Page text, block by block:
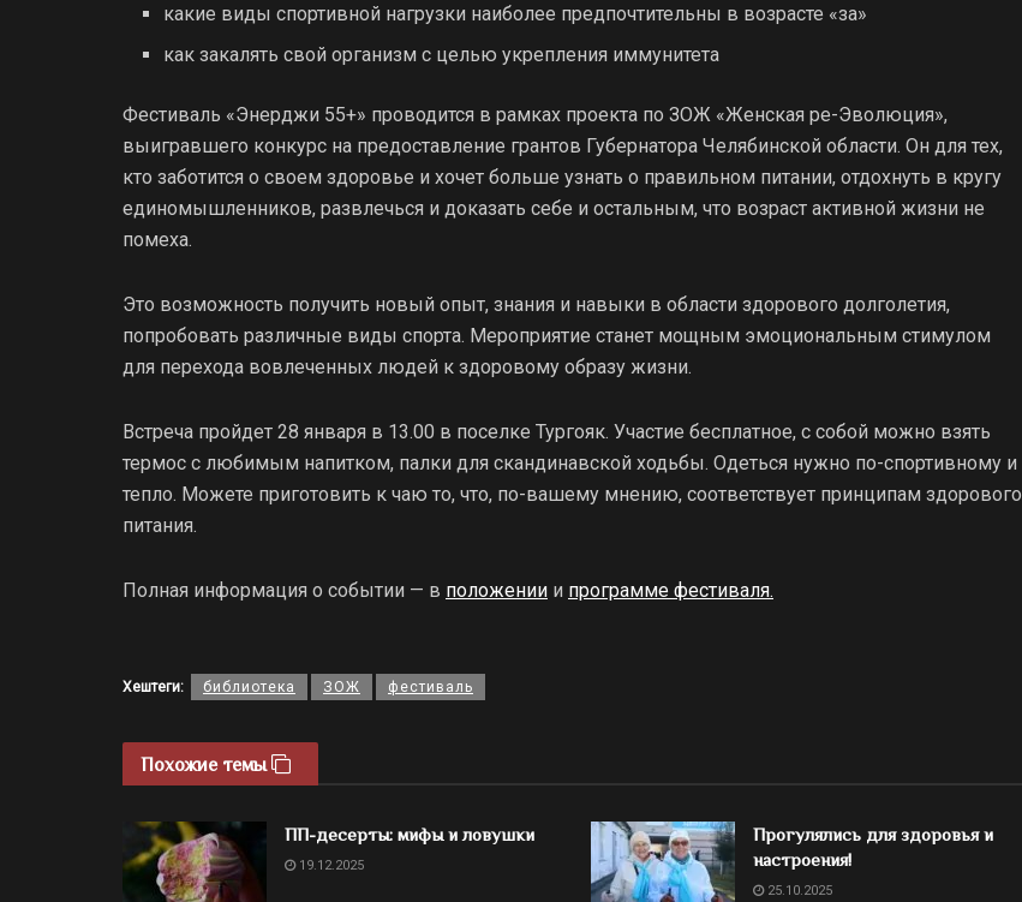
какие виды спортивной нагрузки наиболее предпочтительны в возрасте «за»
как закалять свой организм с целью укрепления иммунитета
Фестиваль «Энерджи 55+» проводится в рамках проекта по ЗОЖ «Женская ре-Эволюция»,
выигравшего конкурс на предоставление грантов Губернатора Челябинской области. Он для тех,
кто заботится о своем здоровье и хочет больше узнать о правильном питании, отдохнуть в кругу
единомышленников, развлечься и доказать себе и остальным, что возраст активной жизни не
помеха.
Это возможность получить новый опыт, знания и навыки в области здорового долголетия,
попробовать различные виды спорта. Мероприятие станет мощным эмоциональным стимулом
для перехода вовлеченных людей к здоровому образу жизни.
Встреча пройдет 28 января в 13.00 в поселке Тургояк. Участие бесплатное, с собой можно взять
термос с любимым напитком, палки для скандинавской ходьбы. Одеться нужно по-спортивному и
тепло. Можете приготовить к чаю то, что, по-вашему мнению, соответствует принципам здорового
питания.
Полная информация о событии — в положении и программе фестиваля.
Хештеги: библиотека ЗОЖ фестиваль
Похожие темы
ПП-десерты: мифы и ловушки
19.12.2025
Прогулялись для здоровья и
настроения!
25.10.2025